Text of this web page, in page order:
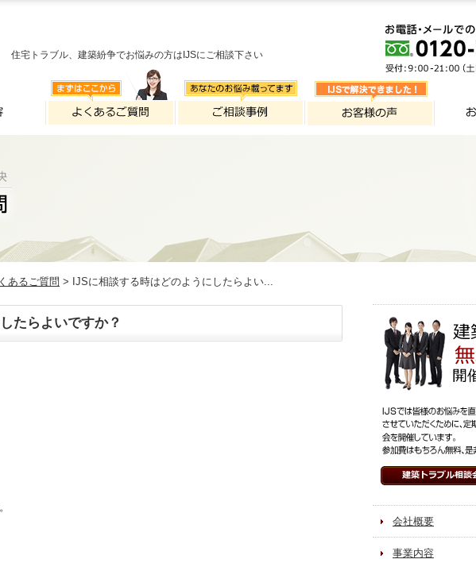
住宅トラブル、建築紛争でお悩みの方はIJSにご相談下さい
会社概要
事業内容
あるご質問 > IJSに相談する時はどのようにしたらよい...
たらよいですか？